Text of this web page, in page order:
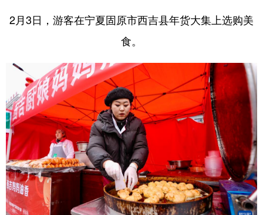
2月3日，游客在宁夏固原市西吉县年货大集上选购美
食。